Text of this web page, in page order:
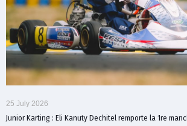
25 July 2026
Junior Karting : Eli Kanuty Dechitel remporte la 1re